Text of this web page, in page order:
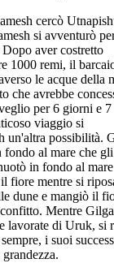
cercò
si avventurò
aver costretto
1000 remi, il
le acque della
che avrebbe
per 6 giorni e
viaggio si
un'altra possibilità.
fondo al mare che gli
in fondo al
fiore mentre si
dune e mangiò il
Mentre
lavorate di Uruk, si
i suoi